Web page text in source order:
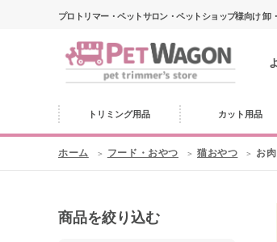
プロトリマー・ペットサロン・ペットショップ様向け 卸
トリミング用品 カット用品
ホーム フード・おやつ 猫おやつ お
商品を絞り込む